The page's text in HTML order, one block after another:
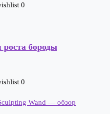
0
бороды
0